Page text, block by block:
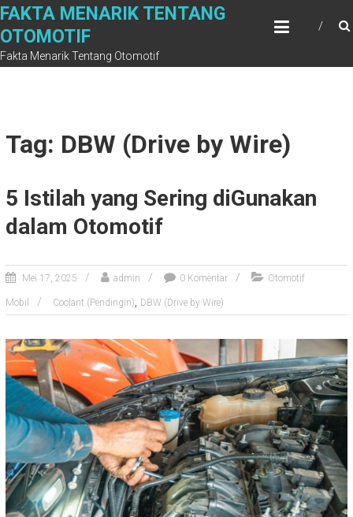
Skip
content
FAKTA MENARIK TENTANG
OTOMOTIF
Fakta Menarik Tentang Otomotif
Tag: DBW (Drive by Wire)
5 Istilah yang Sering diGunakan
dalam Otomotif
Mei 17, 2025 admin 0 Komentar Otomotif
Mobil Coolant (Pendingin), DBW (Drive by Wire)